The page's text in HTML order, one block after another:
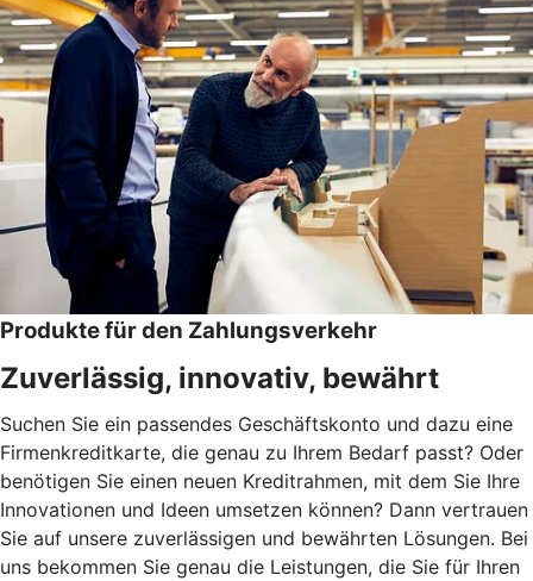
Produkte für den Zahlungsverkehr
Zuverlässig, innovativ, bewährt
Suchen Sie ein passendes Geschäftskonto und dazu eine
Firmenkreditkarte, die genau zu Ihrem Bedarf passt? Oder
benötigen Sie einen neuen Kreditrahmen, mit dem Sie Ihre
Innovationen und Ideen umsetzen können? Dann vertrauen
Sie auf unsere zuverlässigen und bewährten Lösungen. Bei
uns bekommen Sie genau die Leistungen, die Sie für Ihren